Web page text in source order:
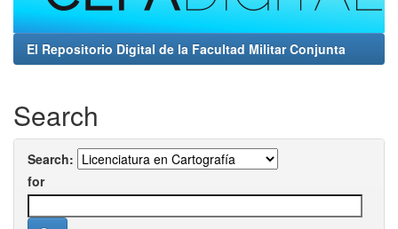
El Repositorio Digital de la Facultad Militar Conjunta
Search
Search:
for